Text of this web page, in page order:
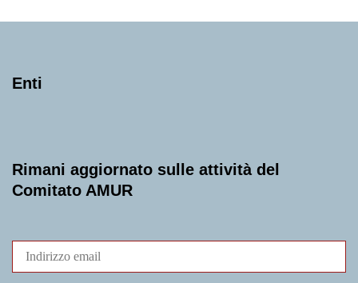
Enti
Rimani aggiornato sulle attività del
Comitato AMUR